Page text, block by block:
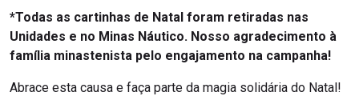
*Todas as cartinhas de Natal foram retiradas nas
Unidades e no Minas Náutico. Nosso agradecimento à
família minastenista pelo engajamento na campanha!
Abrace esta causa e faça parte da magia solidária do Natal!